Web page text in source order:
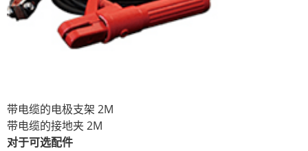
带电缆的电极支架 2M
带电缆的接地夹 2M
对于可选配件